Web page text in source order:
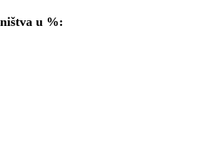
u %: